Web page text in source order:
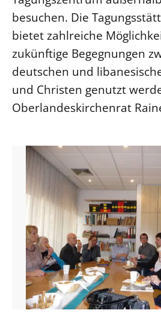
besuchen. Die
bietet zahlreiche
zukünftige Begegnungen
deutschen und
und Christen genutzt
Oberlandeskirchenrat
SERVICE
Älterwerden im Pfarrberuf
Beteiligungsverfahren
Beschwerdestellen
Finanzplanung
Corporate Design
Interventionsplan
Jahresgespräche
Kantine Speiseplan
Kirchliches Amtsblatt
Kirchliche Verwaltung
Klimaschutzgesetz
Kunstreferat